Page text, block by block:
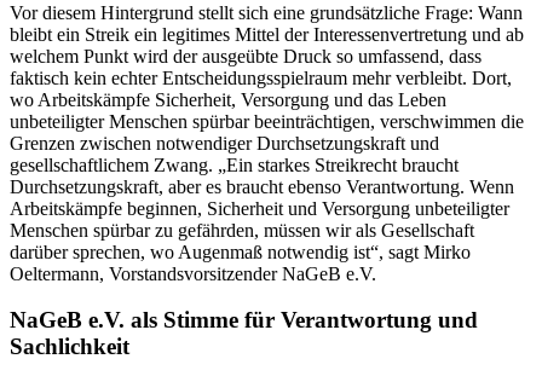
Vor diesem Hintergrund stellt sich eine grundsätzliche Frage: Wann
bleibt ein Streik ein legitimes Mittel der Interessenvertretung und ab
welchem Punkt wird der ausgeübte Druck so umfassend, dass
faktisch kein echter Entscheidungsspielraum mehr verbleibt. Dort,
wo Arbeitskämpfe Sicherheit, Versorgung und das Leben
unbeteiligter Menschen spürbar beeinträchtigen, verschwimmen die
Grenzen zwischen notwendiger Durchsetzungskraft und
gesellschaftlichem Zwang. „Ein starkes Streikrecht braucht
Durchsetzungskraft, aber es braucht ebenso Verantwortung. Wenn
Arbeitskämpfe beginnen, Sicherheit und Versorgung unbeteiligter
Menschen spürbar zu gefährden, müssen wir als Gesellschaft
darüber sprechen, wo Augenmaß notwendig ist“, sagt Mirko
Oeltermann, Vorstandsvorsitzender NaGeB e.V.
NaGeB e.V. als Stimme für Verantwortung und
Sachlichkeit